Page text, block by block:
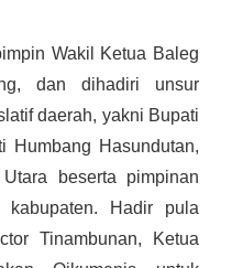
Wakil Ketua Baleg
dan dihadiri unsur
daerah, yakni Bupati
Humbang Hasundutan,
beserta pimpinan
kabupaten. Hadir pula
Tinambunan, Ketua